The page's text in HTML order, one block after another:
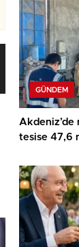
GÜNDEM
tesise 47,6